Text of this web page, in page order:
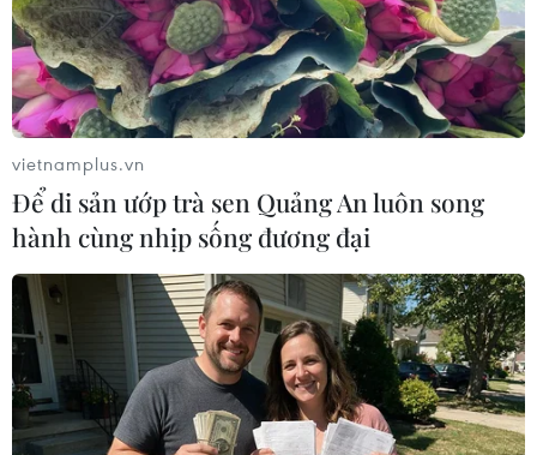
Vũ Cát Tường cũng dành tặng khán giả các bản hit "Vết mưa,"
"Từng là,
"Chỉ cần có nhau." (Ảnh: CTV/Vietnam+)
vietnamplus.vn
Để di sản ướp trà sen Quảng An luôn song
hành cùng nhịp sống đương đại